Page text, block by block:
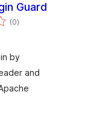
Guard
(0total
ratings
)
by
and